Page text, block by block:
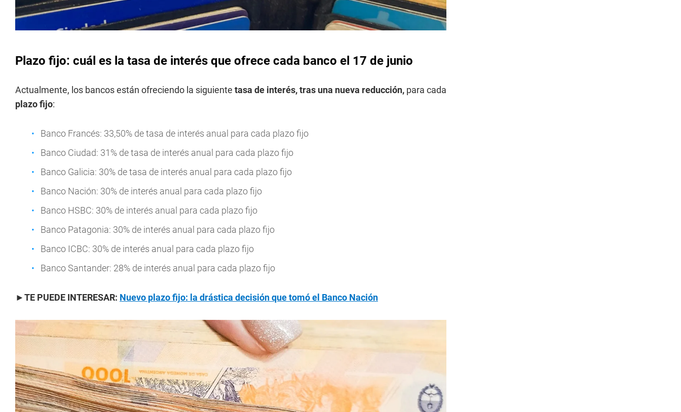
Plazo fijo: cuál es la tasa de interés que ofrece cada banco el 17 de junio
Actualmente, los bancos están ofreciendo la siguiente tasa de interés, tras una nueva reducción, para cada
plazo fijo:
Banco Francés: 33,50% de tasa de interés anual para cada plazo fijo
Banco Ciudad: 31% de tasa de interés anual para cada plazo fijo
Banco Galicia: 30% de tasa de interés anual para cada plazo fijo
Banco Nación: 30% de interés anual para cada plazo fijo
Banco HSBC: 30% de interés anual para cada plazo fijo
Banco Patagonia: 30% de interés anual para cada plazo fijo
Banco ICBC: 30% de interés anual para cada plazo fijo
Banco Santander: 28% de interés anual para cada plazo fijo
►TE PUEDE INTERESAR: Nuevo plazo fijo: la drástica decisión que tomó el Banco Nación